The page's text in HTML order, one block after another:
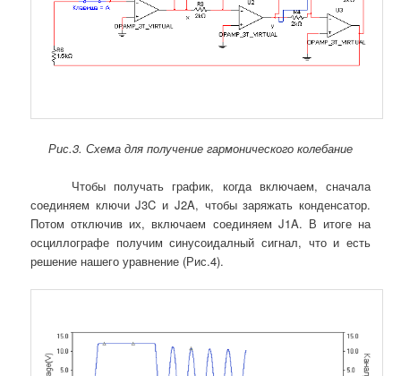
Рис.3. Схема для получение гармонического колебание
Чтобы получать график, когда включаем, сначала
соединяем ключи J3C и J2A, чтобы заряжать конденсатор.
Потом отключив их, включаем соединяем J1A. В итоге на
осциллографе получим синусоидалный сигнал, что и есть
решение нашего уравнение (Рис.4).